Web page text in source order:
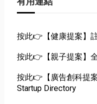
按此👉【健康提案】
按此👉【親子提案】
按此👉【廣告創科提
Startup Directory